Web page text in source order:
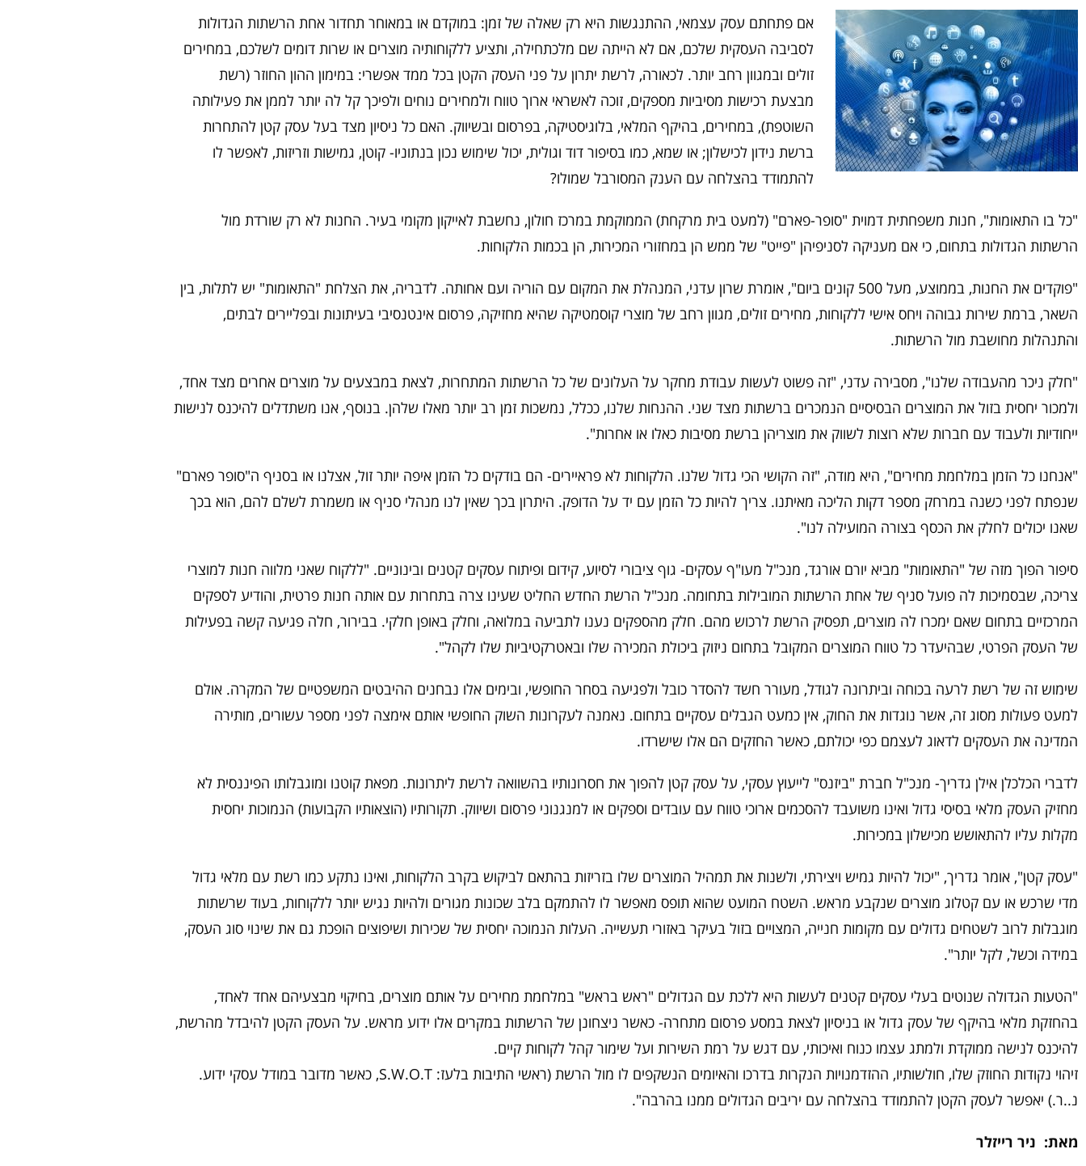
אם פתחתם עסק עצמאי, ההתנגשות היא רק שאלה של זמן: במוקדם או במאוחר תחדור אחת הרשתות הגדולות
לסביבה העסקית שלכם, אם לא הייתה שם מלכתחילה, ותציע ללקוחותיה מוצרים או שרות דומים לשלכם, במחירים
זולים ובמגוון רחב יותר. לכאורה, לרשת יתרון על פני העסק הקטן בכל ממד אפשרי: במימון ההון החוזר (רשת
מבצעת רכישות מסיביות מספקים, זוכה לאשראי ארוך טווח ולמחירים נוחים ולפיכך קל לה יותר לממן את פעילותה
השוטפת), במחירים, בהיקף המלאי, בלוגיסטיקה, בפרסום ובשיווק. האם כל ניסיון מצד בעל עסק קטן להתחרות
ברשת נידון לכישלון; או שמא, כמו בסיפור דוד וגולית, יכול שימוש נכון בנתוניו- קוטן, גמישות וזריזות, לאפשר לו
להתמודד בהצלחה עם הענק המסורבל שמולו?
"כל בו התאומות", חנות משפחתית דמוית "סופר-פארם" (למעט בית מרקחת) הממוקמת במרכז חולון, נחשבת לאייקון מקומי בעיר. החנות לא רק שורדת מול
הרשתות הגדולות בתחום, כי אם מעניקה לסניפיהן "פייט" של ממש הן במחזורי המכירות, הן בכמות הלקוחות.
"פוקדים את החנות, בממוצע, מעל 500 קונים ביום", אומרת שרון עדני, המנהלת את המקום עם הוריה ועם אחותה. לדבריה, את הצלחת "התאומות" יש לתלות, בין
השאר, ברמת שירות גבוהה ויחס אישי ללקוחות, מחירים זולים, מגוון רחב של מוצרי קוסמטיקה שהיא מחזיקה, פרסום אינטנסיבי בעיתונות ובפליירים לבתים,
והתנהלות מחושבת מול הרשתות.
"חלק ניכר מהעבודה שלנו", מסבירה עדני, "זה פשוט לעשות עבודת מחקר על העלונים של כל הרשתות המתחרות, לצאת במבצעים על מוצרים אחרים מצד אחד,
ולמכור יחסית בזול את המוצרים הבסיסיים הנמכרים ברשתות מצד שני. ההנחות שלנו, ככלל, נמשכות זמן רב יותר מאלו שלהן. בנוסף, אנו משתדלים להיכנס לנישות
ייחודיות ולעבוד עם חברות שלא רוצות לשווק את מוצריהן ברשת מסיבות כאלו או אחרות".
"אנחנו כל הזמן במלחמת מחירים", היא מודה, "זה הקושי הכי גדול שלנו. הלקוחות לא פראיירים- הם בודקים כל הזמן איפה יותר זול, אצלנו או בסניף ה"סופר פארם"
שנפתח לפני כשנה במרחק מספר דקות הליכה מאיתנו. צריך להיות כל הזמן עם יד על הדופק. היתרון בכך שאין לנו מנהלי סניף או משמרת לשלם להם, הוא בכך
שאנו יכולים לחלק את הכסף בצורה המועילה לנו".
סיפור הפוך מזה של "התאומות" מביא יורם אורגד, מנכ"ל מעו"ף עסקים- גוף ציבורי לסיוע, קידום ופיתוח עסקים קטנים ובינוניים. "ללקוח שאני מלווה חנות למוצרי
צריכה, שבסמיכות לה פועל סניף של אחת הרשתות המובילות בתחומה. מנכ"ל הרשת החדש החליט שעינו צרה בתחרות עם אותה חנות פרטית, והודיע לספקים
המרכזיים בתחום שאם ימכרו לה מוצרים, תפסיק הרשת לרכוש מהם. חלק מהספקים נענו לתביעה במלואה, וחלק באופן חלקי. בבירור, חלה פגיעה קשה בפעילות
של העסק הפרטי, שבהיעדר כל טווח המוצרים המקובל בתחום ניזוק ביכולת המכירה שלו ובאטרקטיביות שלו לקהל".
שימוש זה של רשת לרעה בכוחה וביתרונה לגודל, מעורר חשד להסדר כובל ולפגיעה בסחר החופשי, ובימים אלו נבחנים ההיבטים המשפטיים של המקרה. אולם
למעט פעולות מסוג זה, אשר נוגדות את החוק, אין כמעט הגבלים עסקיים בתחום. נאמנה לעקרונות השוק החופשי אותם אימצה לפני מספר עשורים, מותירה
המדינה את העסקים לדאוג לעצמם כפי יכולתם, כאשר החזקים הם אלו שישרדו.
לדברי הכלכלן אילן גדריך- מנכ"ל חברת "ביזנס" לייעוץ עסקי, על עסק קטן להפוך את חסרונותיו בהשוואה לרשת ליתרונות. מפאת קוטנו ומוגבלותו הפיננסית לא
מחזיק העסק מלאי בסיסי גדול ואינו משועבד להסכמים ארוכי טווח עם עובדים וספקים או למנגנוני פרסום ושיווק. תקורותיו (הוצאותיו הקבועות) הנמוכות יחסית
מקלות עליו להתאושש מכישלון במכירות.
"עסק קטן", אומר גדריך, "יכול להיות גמיש ויצירתי, ולשנות את תמהיל המוצרים שלו בזריזות בהתאם לביקוש בקרב הלקוחות, ואינו נתקע כמו רשת עם מלאי גדול
מדי שרכש או עם קטלוג מוצרים שנקבע מראש. השטח המועט שהוא תופס מאפשר לו להתמקם בלב שכונות מגורים ולהיות נגיש יותר ללקוחות, בעוד שרשתות
מוגבלות לרוב לשטחים גדולים עם מקומות חנייה, המצויים בזול בעיקר באזורי תעשייה. העלות הנמוכה יחסית של שכירות ושיפוצים הופכת גם את שינוי סוג העסק,
במידה וכשל, לקל יותר".
"הטעות הגדולה שנוטים בעלי עסקים קטנים לעשות היא ללכת עם הגדולים "ראש בראש" במלחמת מחירים על אותם מוצרים, בחיקוי מבצעיהם אחד לאחד,
בהחזקת מלאי בהיקף של עסק גדול או בניסיון לצאת במסע פרסום מתחרה- כאשר ניצחונן של הרשתות במקרים אלו ידוע מראש. על העסק הקטן להיבדל מהרשת,
להיכנס לנישה ממוקדת ולמתג עצמו כנוח ואיכותי, עם דגש על רמת השירות ועל שימור קהל לקוחות קיים.
זיהוי נקודות החוזק שלו, חולשותיו, ההזדמנויות הנקרות בדרכו והאיומים הנשקפים לו מול הרשת (ראשי התיבות בלעז: S.W.O.T, כאשר מדובר במודל עסקי ידוע.
נ..ר.) יאפשר לעסק הקטן להתמודד בהצלחה עם יריבים הגדולים ממנו בהרבה".
מאת: ניר רייזלר